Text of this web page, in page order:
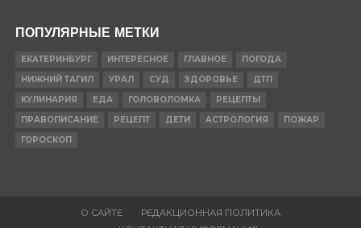
ПОПУЛЯРНЫЕ МЕТКИ
ЕКАТЕРИНБУРГ ИНТЕРЕСНОЕ ГЛАВНОЕ
ПОГОДА
НИЖНИЙ ТАГИЛ
УРАЛ СУД ЗДОРОВЬЕ
ДТП
КУЛИНАРИЯ
ЕДА ГОЛОВОЛОМКА
РЕЦЕПТЫ
ПРАВОПИСАНИЕ
РЕЦЕПТ ДЕТИ АСТРОЛОГИЯ
ПОЖАР
ГОРОСКОП
О САЙТЕ
РЕДАКЦИОННАЯ ПОЛИТИКА